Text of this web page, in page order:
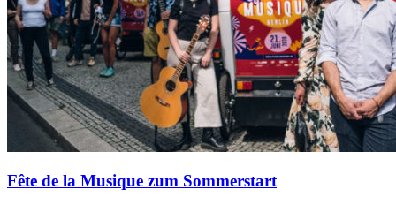
Fête de la Musique zum Sommerstart